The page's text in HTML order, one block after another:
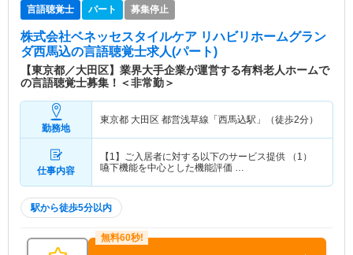
言語聴覚士 パート 募集停止
株式会社ベネッセスタイルケア リハビリホームグラン
ダ西馬込の言語聴覚士求人(パート)
【東京都／大田区】業界大手企業が運営する有料老人ホームで
の言語聴覚士募集！＜非常勤＞
勤務地
東京都 大田区 都営浅草線「西馬込駅」（徒歩2分）
仕事内容
【1】ご入居者に対する以下のサービス提供 （1）
嚥下機能を中心とした機能評価 …
駅から徒歩5分以内